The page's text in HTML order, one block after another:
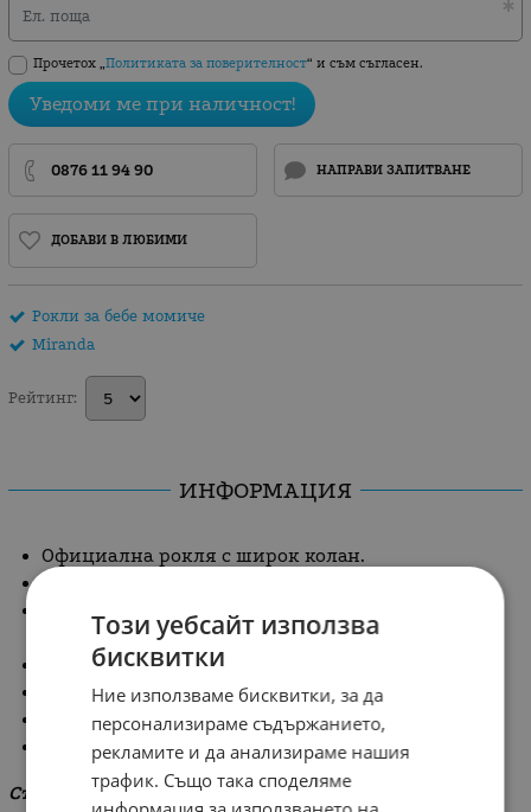
Ел. поща
Прочетох „ Политиката за поверителност“ и съм съгласен.
Уведоми ме при наличност!
0876 11 94 90 НАПРАВИ ЗАПИТВАНЕ
ДОБАВИ В ЛЮБИМИ
Рокли за бебе момиче
Miranda
Рейтинг:
ИНФОРМАЦИЯ
Официална рокля с широк колан.
роклята.
Висока талия със широк колан.
С къси ръкави с набори.
С подплата, придаваща повече обем.
Закопчаване с цип на гърба.
Състав: 20 % памук, 80 % полиестер
Този уебсайт използва
бисквитки
Ние използваме бисквитки, за да
персонализираме съдържанието,
рекламите и да анализираме нашия
трафик. Също така споделяме